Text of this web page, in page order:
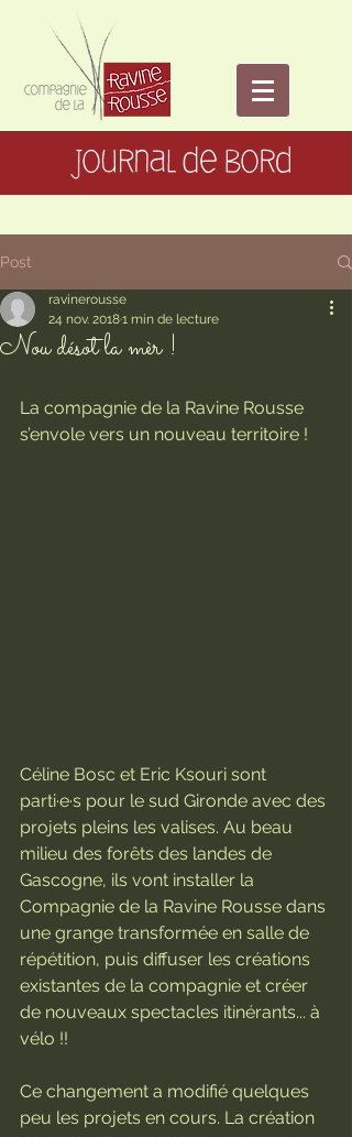
Post
Nou désot la mèr !
ravinerousse
24 nov. 20181 min de lecture
La compagnie de la Ravine Rousse
s’envole vers un nouveau territoire !
Céline Bosc et Eric Ksouri sont
parti·e·s pour le sud Gironde avec des
projets pleins les valises. Au beau
milieu des forêts des landes de
Gascogne, ils vont installer la
Compagnie de la Ravine Rousse dans
une grange transformée en salle de
répétition, puis diffuser les créations
existantes de la compagnie et créer
de nouveaux spectacles itinérants... à
vélo !!
Ce changement a modifié quelques
peu les projets en cours. La création